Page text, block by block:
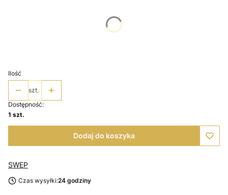
Ilość
szt.
Dostępność:
1 szt.
Dodaj do koszyka
SWEP
Czas wysyłki:24 godziny